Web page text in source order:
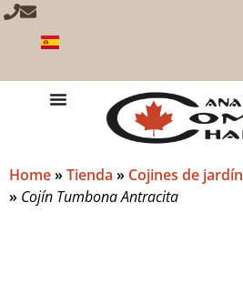
Home»Tienda » Cojines de jardín
» Cojín Tumbona Antracita